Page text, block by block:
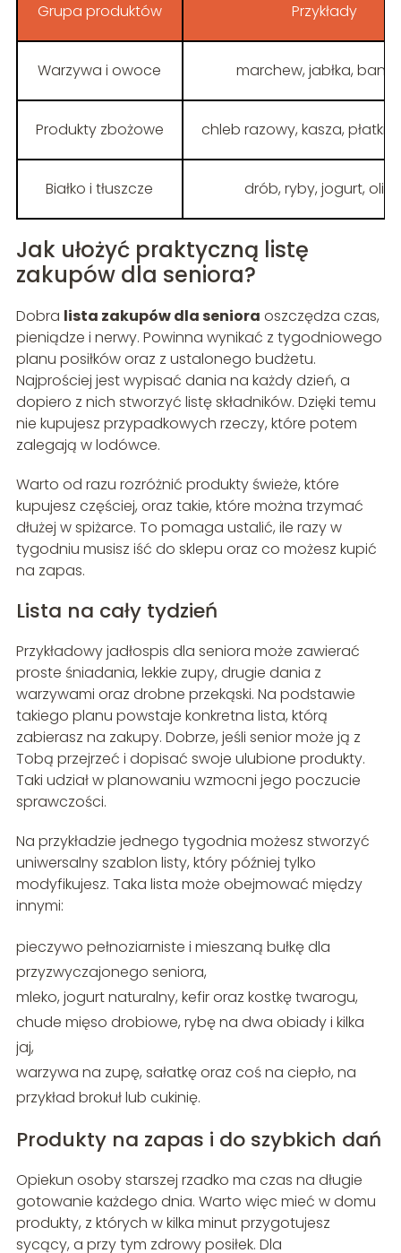
Grupa produktów Przykłady
Warzywa i owoce marchew, jabłka,
Produkty zbożowe chleb razowy, kasza, płatki
Białko i tłuszcze drób, ryby, jogurt,
Jak ułożyć praktyczną listę
zakupów dla seniora?
Dobra lista zakupów dla seniora oszczędza czas,
pieniądze i nerwy. Powinna wynikać z tygodniowego
planu posiłków oraz z ustalonego budżetu.
Najprościej jest wypisać dania na każdy dzień, a
dopiero z nich stworzyć listę składników. Dzięki temu
nie kupujesz przypadkowych rzeczy, które potem
zalegają w lodówce.
Warto od razu rozróżnić produkty świeże, które
kupujesz częściej, oraz takie, które można trzymać
dłużej w spiżarce. To pomaga ustalić, ile razy w
tygodniu musisz iść do sklepu oraz co możesz kupić
na zapas.
Lista na cały tydzień
Przykładowy jadłospis dla seniora może zawierać
proste śniadania, lekkie zupy, drugie dania z
warzywami oraz drobne przekąski. Na podstawie
takiego planu powstaje konkretna lista, którą
zabierasz na zakupy. Dobrze, jeśli senior może ją z
Tobą przejrzeć i dopisać swoje ulubione produkty.
Taki udział w planowaniu wzmocni jego poczucie
sprawczości.
Na przykładzie jednego tygodnia możesz stworzyć
uniwersalny szablon listy, który później tylko
modyfikujesz. Taka lista może obejmować między
innymi:
pieczywo pełnoziarniste i mieszaną bułkę dla
przyzwyczajonego seniora,
mleko, jogurt naturalny, kefir oraz kostkę twarogu,
chude mięso drobiowe, rybę na dwa obiady i kilka
jaj,
warzywa na zupę, sałatkę oraz coś na ciepło, na
przykład brokuł lub cukinię.
Produkty na zapas i do szybkich dań
Opiekun osoby starszej rzadko ma czas na długie
gotowanie każdego dnia. Warto więc mieć w domu
produkty, z których w kilka minut przygotujesz
sycący, a przy tym zdrowy posiłek. Dla